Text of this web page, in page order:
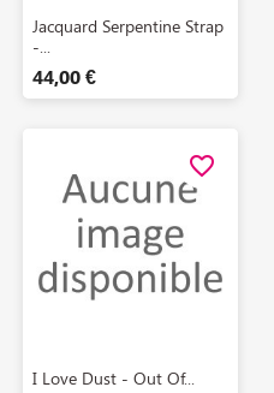
 Aperçu rapide
Jacquard Serpentine Strap
-...
44,00 €
Aperçu rapide
I Love Dust - Out Of...
favorite_border